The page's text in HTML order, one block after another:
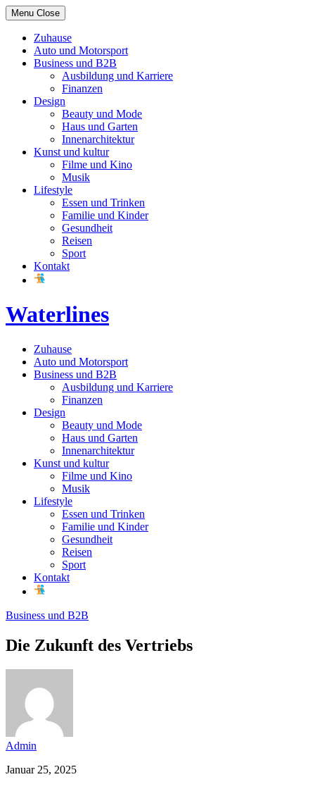
Skip
to
content
Menu Close
Zuhause
Auto und Motorsport
Business und B2B
Ausbildung und Karriere
Finanzen
Design
Beauty und Mode
Haus und Garten
Innenarchitektur
Kunst und kultur
Filme und Kino
Musik
Lifestyle
Essen und Trinken
Familie und Kinder
Gesundheit
Reisen
Sport
Kontakt
Waterlines
Zuhause
Auto und Motorsport
Business und B2B
Ausbildung und Karriere
Finanzen
Design
Beauty und Mode
Haus und Garten
Innenarchitektur
Kunst und kultur
Filme und Kino
Musik
Lifestyle
Essen und Trinken
Familie und Kinder
Gesundheit
Reisen
Sport
Kontakt
Business und B2B
Die Zukunft des Vertriebs
Admin
Januar 25, 2025